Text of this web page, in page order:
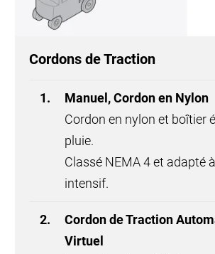
Cordons de Traction
Manuel, Cordon en Nylon
Cordon en nylon et boîtier
pluie.
Classé NEMA 4 et adapté
intensif.
Cordon de Traction
Virtuel